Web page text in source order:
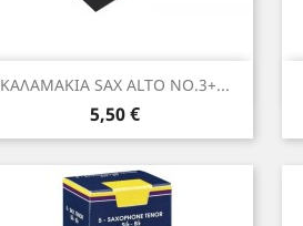
ΚΑΛΑΜΑΚΙΑ SAX ALTO NO.3+...
Τιμή
5,50 €
Γρήγορη προβολή